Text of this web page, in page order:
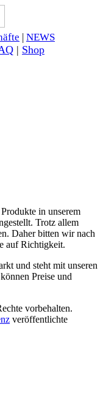
NEWS
| Shop
in unserem
Trotz allem
Daher bitten wir nach
auf Richtigkeit.
und steht mit unseren
Preise und
vorbehalten.
veröffentlichte